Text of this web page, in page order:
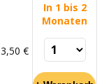
3,50 €
In 1 bis 2
Monaten